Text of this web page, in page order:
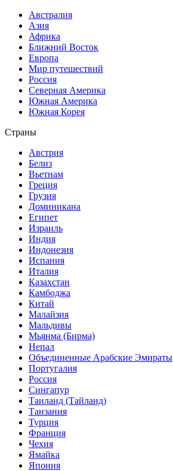
Австралия
Азия
Африка
Ближний Восток
Европа
Мир путешествий
Россия
Северная Америка
Южная Америка
Южная Корея
Страны
Австрия
Белиз
Вьетнам
Греция
Грузия
Доминикана
Египет
Израиль
Индия
Индонезия
Испания
Италия
Казахстан
Камбоджа
Китай
Малайзия
Мальдивы
Мьянма (Бирма)
Непал
Объединенные Арабские Эмираты
Португалия
Россия
Сингапур
Таиланд (Тайланд)
Танзания
Турция
Франция
Чехия
Ямайка
Япония